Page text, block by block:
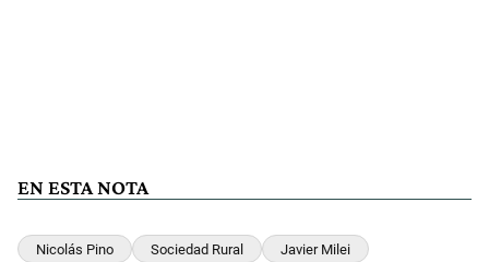
EN ESTA NOTA
Nicolás Pino Sociedad Rural Javier Milei